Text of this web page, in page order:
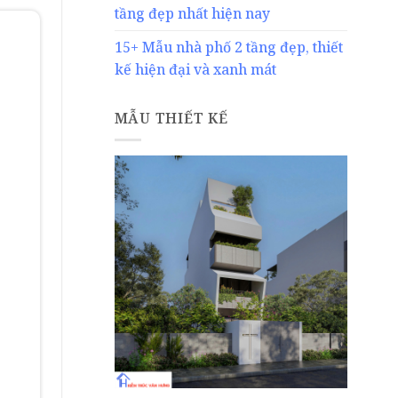
tầng đẹp nhất hiện nay
15+ Mẫu nhà phố 2 tầng đẹp, thiết
kế hiện đại và xanh mát
MẪU THIẾT KẾ